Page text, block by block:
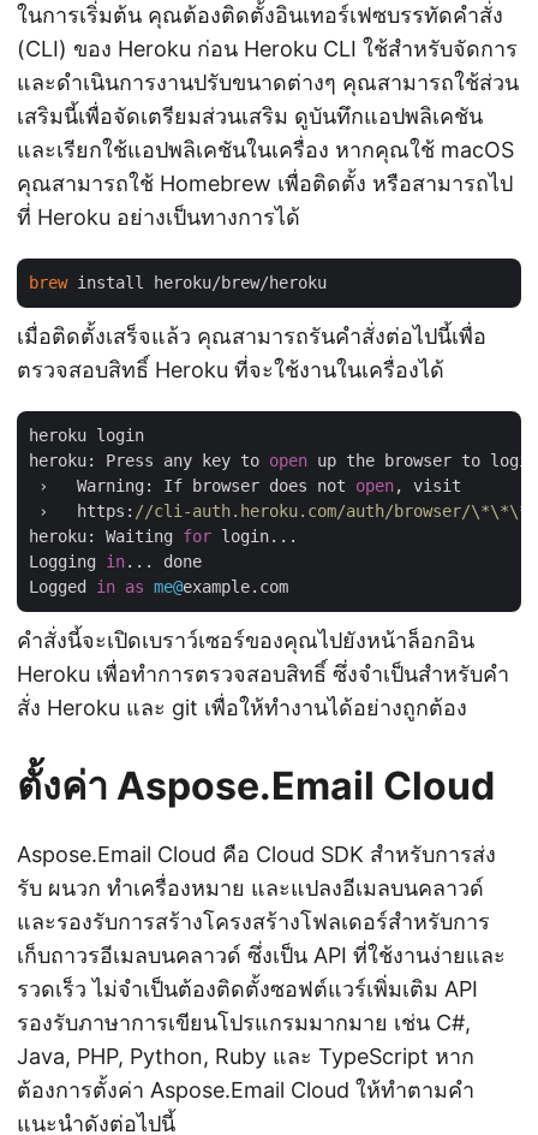
ในการเริ่มต้น คุณต้องติดตั้งอินเทอร์เฟซบรรทัดคำสั่ง
(CLI) ของ Heroku ก่อน Heroku CLI ใช้สำหรับจัดการ
และดำเนินการงานปรับขนาดต่างๆ คุณสามารถใช้ส่วน
เสริมนี้เพื่อจัดเตรียมส่วนเสริม ดูบันทึกแอปพลิเคชัน
และเรียกใช้แอปพลิเคชันในเครื่อง หากคุณใช้ macOS
คุณสามารถใช้ Homebrew เพื่อติดตั้ง หรือสามารถไป
ที่ Heroku อย่างเป็นทางการได้
brew
เมื่อติดตั้งเสร็จแล้ว คุณสามารถรันคำสั่งต่อไปนี้เพื่อ
ตรวจสอบสิทธิ์ Heroku ที่จะใช้งานในเครื่องได้
heroku login
heroku: Press any key to open up the browser to
›   Warning: If browser does not open, visit
›   https: //cli-auth.heroku.com/auth/browser/\*\*\*
heroku: Waiting for login...
Logging in... done
Logged in as me@
คำสั่งนี้จะเปิดเบราว์เซอร์ของคุณไปยังหน้าล็อกอิน
Heroku เพื่อทำการตรวจสอบสิทธิ์ ซึ่งจำเป็นสำหรับคำ
สั่ง Heroku และ git เพื่อให้ทำงานได้อย่างถูกต้อง
ตั้งค่า Aspose.Email Cloud
Aspose.Email Cloud คือ Cloud SDK สำหรับการส่ง
รับ ผนวก ทำเครื่องหมาย และแปลงอีเมลบนคลาวด์
และรองรับการสร้างโครงสร้างโฟลเดอร์สำหรับการ
เก็บถาวรอีเมลบนคลาวด์ ซึ่งเป็น API ที่ใช้งานง่ายและ
รวดเร็ว ไม่จำเป็นต้องติดตั้งซอฟต์แวร์เพิ่มเติม API
รองรับภาษาการเขียนโปรแกรมมากมาย เช่น C#,
Java, PHP, Python, Ruby และ TypeScript หาก
ต้องการตั้งค่า Aspose.Email Cloud ให้ทำตามคำ
แนะนำดังต่อไปนี้